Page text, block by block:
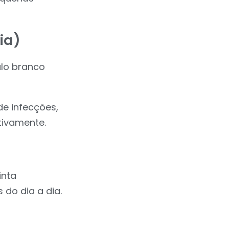
branco
infecções,
do dia a dia.